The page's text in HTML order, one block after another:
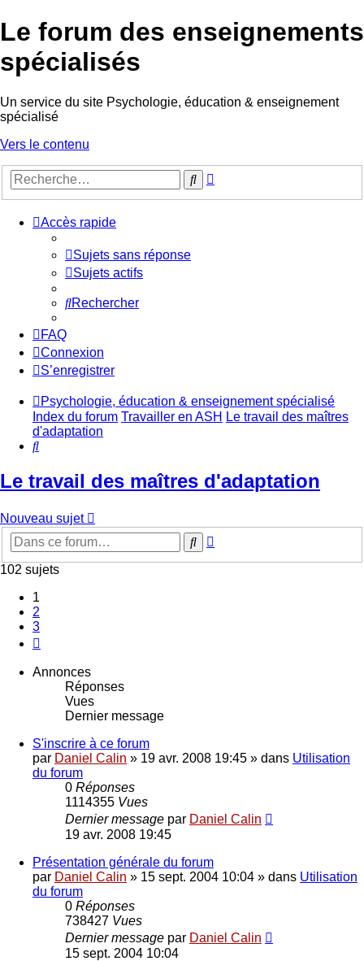
Le forum des enseignements
spécialisés
Un service du site Psychologie, éducation & enseignement
spécialisé
Vers le contenu
Rechercher
Accès rapide
Sujets sans réponse
Sujets actifs
Rechercher
FAQ
Connexion
S’enregistrer
Psychologie, éducation & enseignement spécialisé
Index du forum Travailler en ASH Le travail des maîtres
d'adaptation
Rechercher
Le travail des maîtres d'adaptation
Nouveau sujet
Rechercher
102 sujets
1
2
3
Annonces
Réponses
Vues
Dernier message
S'inscrire à ce forum
par Daniel Calin » 19 avr. 2008 19:45 » dans Utilisation
du forum
0 Réponses
1114355 Vues
Dernier message par Daniel Calin
19 avr. 2008 19:45
Présentation générale du forum
par Daniel Calin » 15 sept. 2004 10:04 » dans Utilisation
du forum
0 Réponses
738427 Vues
Dernier message par Daniel Calin
15 sept. 2004 10:04